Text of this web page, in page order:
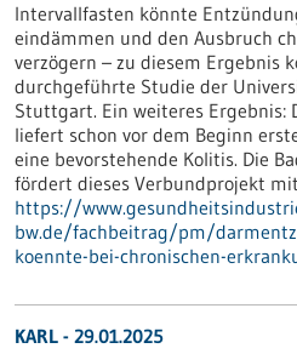
Intervallfasten könnte
eindämmen und den Ausbruch
verzögern – zu diesem Ergebnis
durchgeführte Studie der
Stuttgart. Ein weiteres Ergebnis:
liefert schon vor dem Beginn
eine bevorstehende Kolitis. Die
fördert dieses Verbundprojekt
https://
bw.de/fachbeitrag/pm/
koennte-bei-chronischen-
KARL - 29.01.2025